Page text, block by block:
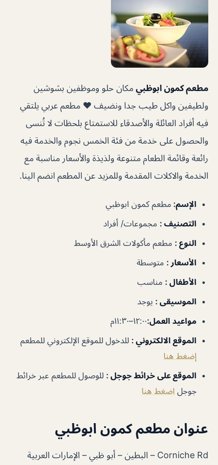
مطعم كمون ابوظبي مكان حلو وموظفين بشوشين
ولطيفين واكل طيب جدا ونضيف ❤️ مطعم عربي يلتقي
فيه أفراد العائلة والأصدقاء للاستمتاع بلحظات لا تُنسى
والحصول على خدمة من فئة الخمس نجوم والخدمة فيه
رائعة وقائمة الطعام متنوعة ولذيذة والأسعار مناسبة مع
الخدمة والاكلات المقدمة وللمزيد عن المطعم انضم الينا.
الإسم: مطعم كمون ابوظبي
التصنيف : مجموعات/ أفراد
النوع : مطعم مأكولات الشرق الأوسط
الأسعار : متوسطة
الأطفال : مناسب
الموسيقى : يوجد
مواعيد العمل:١٢:٠٠–١١:٣٠م
الموقع الالكتروني : للدخول للموقع الإلكتروني للمطعم
إضغط هنا
الموقع على خرائط جوجل : للوصول للمطعم عبر خرائط
جوجل اضغط هنا
عنوان مطعم كمون ابوظبي
Corniche Rd – البطين – أبو ظبي – الإمارات العربية